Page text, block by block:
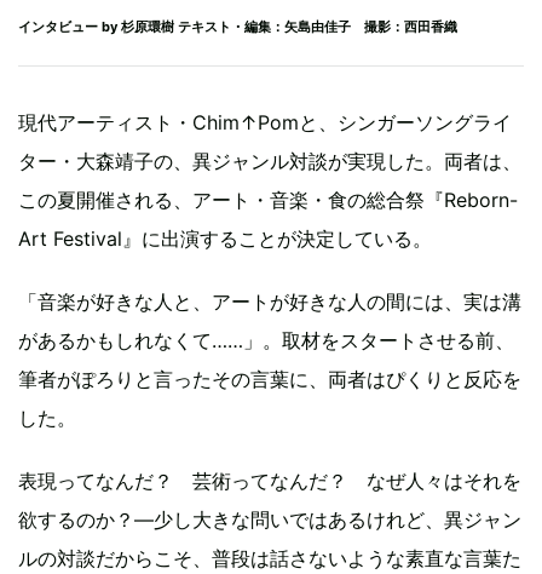
インタビュー by 杉原環樹 テキスト・編集：矢島由佳子 撮影：西田香織
現代アーティスト・Chim↑Pomと、シンガーソングライ
ター・大森靖子の、異ジャンル対談が実現した。両者は、
この夏開催される、アート・音楽・食の総合祭『Reborn-
Art Festival』に出演することが決定している。
「音楽が好きな人と、アートが好きな人の間には、実は溝
があるかもしれなくて……」。取材をスタートさせる前、
筆者がぽろりと言ったその言葉に、両者はぴくりと反応を
した。
表現ってなんだ？ 芸術ってなんだ？ なぜ人々はそれを
欲するのか？―少し大きな問いではあるけれど、異ジャン
ルの対談だからこそ、普段は話さないような素直な言葉た